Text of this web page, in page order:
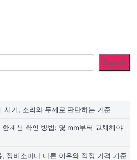
Search
시기, 소리와 두께로 판단하는 기준
한계선 확인 방법: 몇 mm부터 교체해야
, 정비소마다 다른 이유와 적정 가격 기준